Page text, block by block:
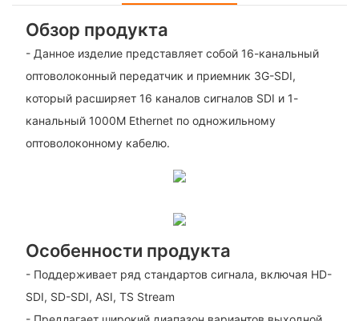
Обзор продукта
- Данное изделие представляет собой 16-канальный
оптоволоконный передатчик и приемник 3G-SDI,
который расширяет 16 каналов сигналов SDI и 1-
канальный 1000M Ethernet по одножильному
оптоволоконному кабелю.
Особенности продукта
- Поддерживает ряд стандартов сигнала, включая HD-
SDI, SD-SDI, ASI, TS Stream